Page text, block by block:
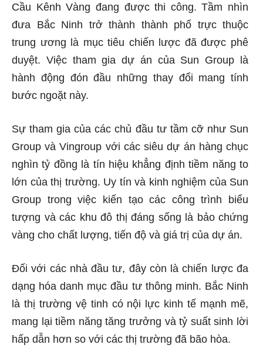
Cầu Kênh Vàng đang được thi công. Tầm nhìn
đưa Bắc Ninh trở thành thành phố trực thuộc
trung ương là mục tiêu chiến lược đã được phê
duyệt. Việc tham gia dự án của Sun Group là
hành động đón đầu những thay đổi mang tính
bước ngoặt này.
Sự tham gia của các chủ đầu tư tầm cỡ như Sun
Group và Vingroup với các siêu dự án hàng chục
nghìn tỷ đồng là tín hiệu khẳng định tiềm năng to
lớn của thị trường. Uy tín và kinh nghiệm của Sun
Group trong việc kiến tạo các công trình biểu
tượng và các khu đô thị đáng sống là bảo chứng
vàng cho chất lượng, tiến độ và giá trị của dự án.
Đối với các nhà đầu tư, đây còn là chiến lược đa
dạng hóa danh mục đầu tư thông minh. Bắc Ninh
là thị trường vệ tinh có nội lực kinh tế mạnh mẽ,
mang lại tiềm năng tăng trưởng và tỷ suất sinh lời
hấp dẫn hơn so với các thị trường đã bão hòa.